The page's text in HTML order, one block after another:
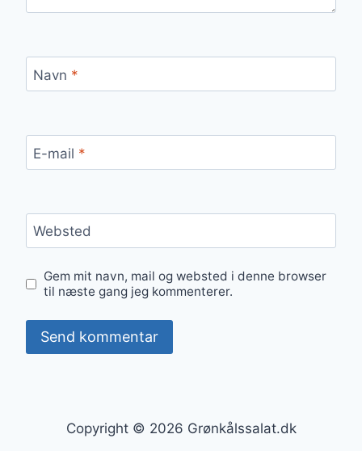
Navn *
E-mail *
Websted
Gem mit navn, mail og websted i denne browser
til næste gang jeg kommenterer.
Copyright © 2026 Grønkålssalat.dk